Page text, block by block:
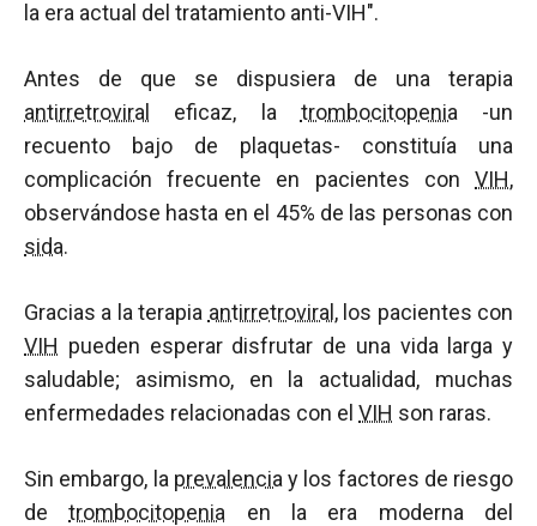
la era actual del tratamiento anti-VIH".
Antes de que se dispusiera de una terapia
antirretroviral
eficaz, la trombocitopenia -un
recuento bajo de plaquetas- constituía una
complicación frecuente en pacientes con VIH,
observándose hasta en el 45% de las personas con
sida.
Gracias a la terapia antirretroviral , los pacientes con
VIH pueden esperar disfrutar de una vida larga y
saludable; asimismo, en la actualidad, muchas
enfermedades relacionadas con el VIH son raras.
Sin embargo, la prevalencia y los factores de riesgo
detrombocitopenia en la era moderna del